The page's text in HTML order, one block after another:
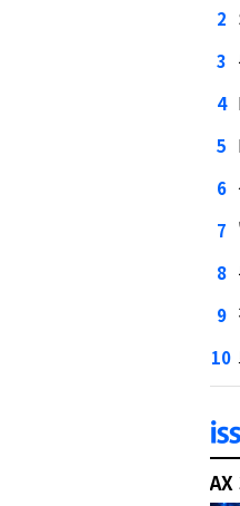
2
3
4
5
6
7
8
9
10
AX